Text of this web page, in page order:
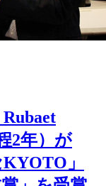
2年）が
」